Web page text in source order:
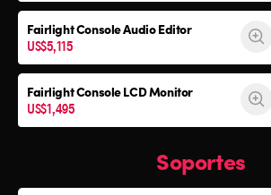
Fairlight Console Audio Editor
US$5,115
Fairlight Console LCD Monitor
US$1,495
Soportes